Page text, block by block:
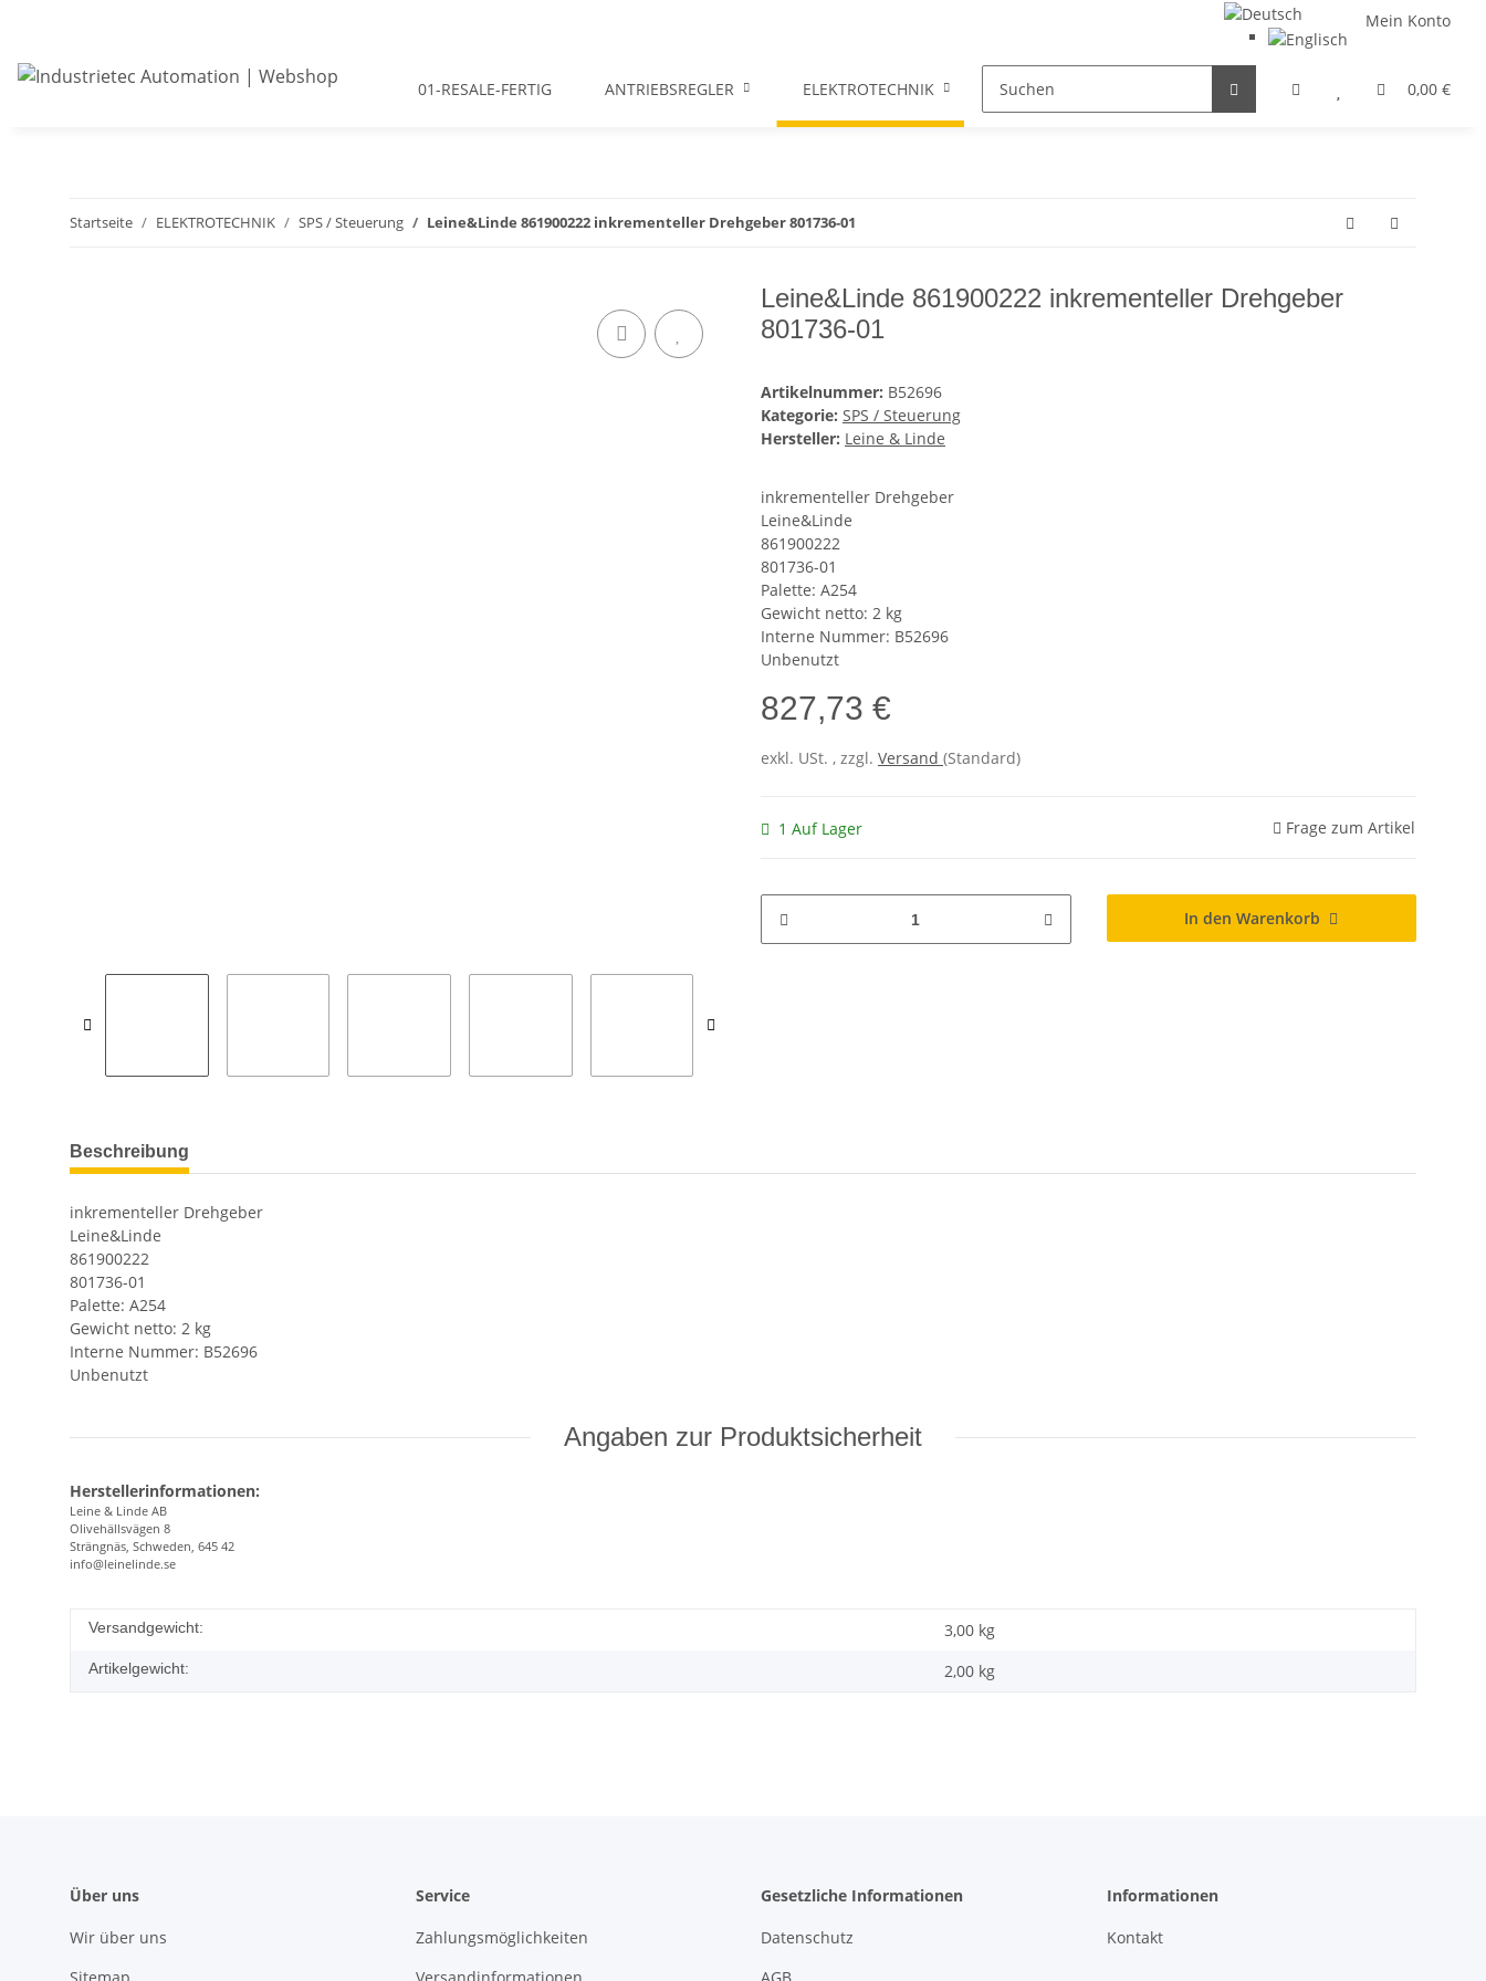
Mein Konto
0,00 €
01-RESALE-FERTIG ANTRIEBSREGLER ELEKTROTECHNIK FILTER / DROSSEL GETRIEBEMOTOREN HYDRAULIK
Startseite ELEKTROTECHNIK SPS / Steuerung Leine&Linde 861900222 inkrementeller Drehgeber 801736-01
Leine&Linde 861900222 inkrementeller Drehgeber
801736-01
Artikelnummer: B52696
Kategorie: SPS / Steuerung
Hersteller: Leine & Linde
inkrementeller Drehgeber
Leine&Linde
861900222
801736-01
Palette: A254
Gewicht netto: 2 kg
Interne Nummer: B52696
Unbenutzt
827,73 €
exkl. USt. , zzgl. Versand (Standard)
1 Auf Lager Frage zum Artikel
In den Warenkorb
Beschreibung
inkrementeller Drehgeber
Leine&Linde
861900222
801736-01
Palette: A254
Gewicht netto: 2 kg
Interne Nummer: B52696
Unbenutzt
Angaben zur Produktsicherheit
Herstellerinformationen:
Leine & Linde AB
Olivehällsvägen 8
Strängnäs, Schweden, 645 42
info@leinelinde.se
Versandgewicht: 3,00 kg
Artikelgewicht: 2,00 kg
Über uns
Wir über uns
Service
Zahlungsmöglichkeiten
Gesetzliche Informationen
Datenschutz
Informationen
Kontakt